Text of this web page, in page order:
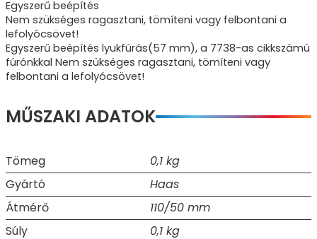
Egyszerű beépítés
Nem szükséges ragasztani, tömíteni vagy felbontani a
lefolyócsövet!
Egyszerű beépítés lyukfúrás(57 mm), a 7738-as cikkszámú
fúrónkkal Nem szükséges ragasztani, tömíteni vagy
felbontani a lefolyócsövet!
MŰSZAKI ADATOK
Tömeg
0,1 kg
Gyártó
Haas
Átmérő
110/50 mm
Súly
0,1 kg